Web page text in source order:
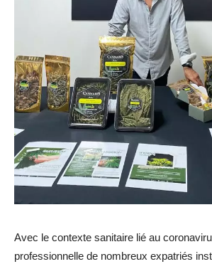
Avec le contexte sanitaire lié au
professionnelle de nombreux expatriés